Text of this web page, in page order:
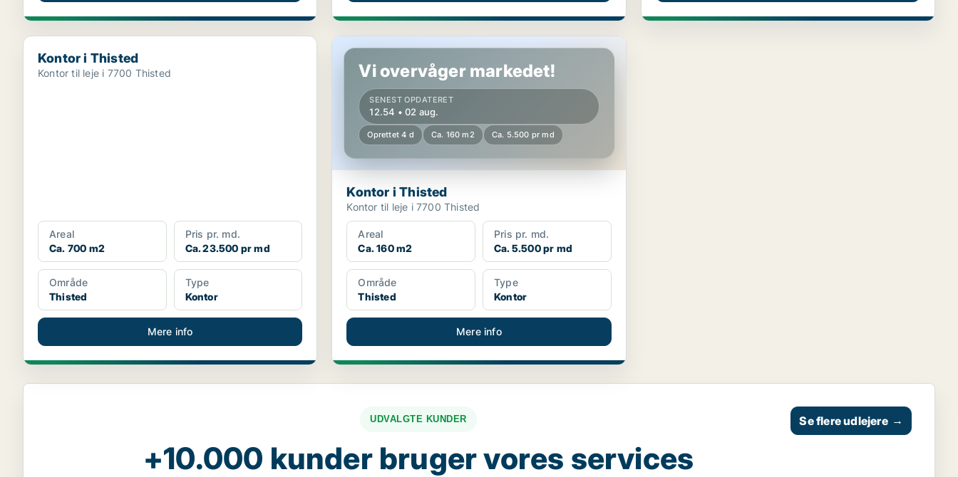
Kontor i Thisted
Kontor i Thisted
Kontor til leje i 7700 Thisted
Areal
Ca. 700 m2
Pris pr. md.
Ca. 23.500 pr md
Område
Thisted
Type
Kontor
Mere info
Kontor i Thisted
Vi overvåger markedet!
SENEST OPDATERET
12.54 • 02 aug.
Oprettet 4 d Ca. 160 m2 Ca. 5.500 pr md
Kontor i Thisted
Kontor til leje i 7700 Thisted
Areal
Ca. 160 m2
Pris pr. md.
Ca. 5.500 pr md
Område
Thisted
Type
Kontor
Mere info
UDVALGTE KUNDER
+10.000 kunder bruger vores services
Se flere udlejere →